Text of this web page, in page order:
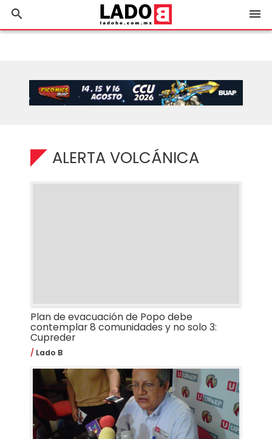
search menu
ALERTA VOLCÁNICA
Plan de evacuación de Popo debe
contemplar 8 comunidades y no solo 3:
Cupreder
Lado B